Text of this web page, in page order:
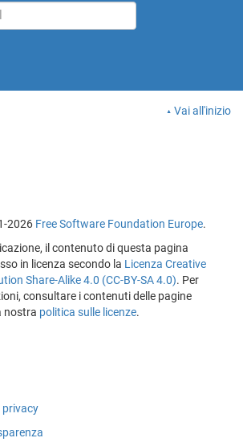
Vai all'inizio
2026 Free Software Foundation Europe.
il contenuto di questa pagina
in licenza secondo la Licenza Creative
Share-Alike 4.0 (CC-BY-SA 4.0). Per
consultare i contenuti delle pagine
nostra politica sulle licenze.